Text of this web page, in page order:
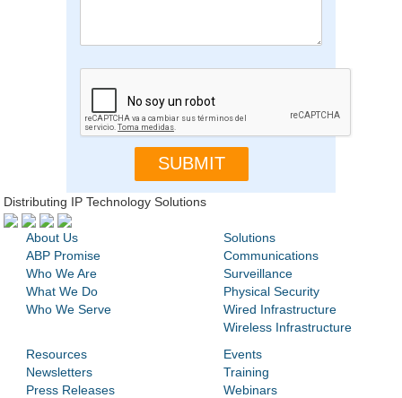
Distributing IP Technology Solutions
About Us
ABP Promise
Who We Are
What We Do
Who We Serve
Solutions
Communications
Surveillance
Physical Security
Wired Infrastructure
Wireless Infrastructure
Resources
Newsletters
Press Releases
Events
Training
Webinars